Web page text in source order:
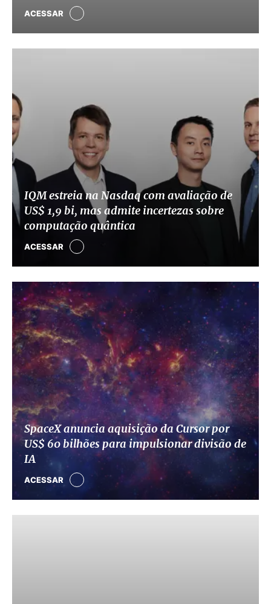
ACESSAR
IQM estreia na Nasdaq com avaliação de
US$ 1,9 bi, mas admite incertezas sobre
computação quântica
ACESSAR
SpaceX anuncia aquisição da Cursor por
US$ 60 bilhões para impulsionar divisão de
IA
ACESSAR